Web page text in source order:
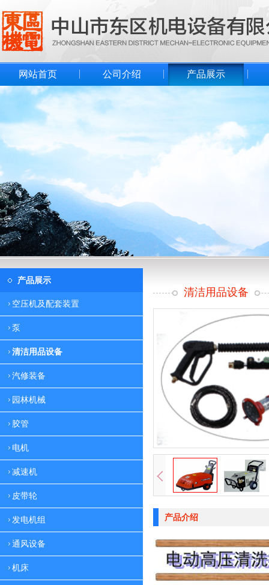
网站首页 公司介绍 产品展示
产品展示
空压机及配套装置
泵
清洁用品设备
汽修装备
园林机械
胶管
电机
减速机
皮带轮
发电机组
通风设备
机床
清洁用品设备
产品介绍